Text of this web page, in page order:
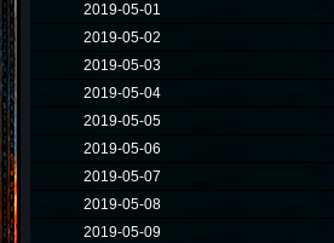
2019-05-01
2019-05-02
2019-05-03
2019-05-04
2019-05-05
2019-05-06
2019-05-07
2019-05-08
2019-05-09